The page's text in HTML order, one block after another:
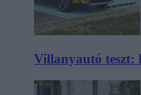
Villanyautó teszt: